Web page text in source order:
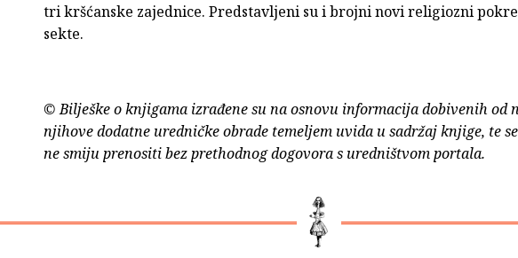
tri kršćanske zajednice. Predstavljeni su i brojni novi religiozni
sekte.
© Bilješke o knjigama izrađene su na osnovu informacija dobivenih od
njihove dodatne uredničke obrade temeljem uvida u sadržaj knjige, te
ne smiju prenositi bez prethodnog dogovora s uredništvom portala.